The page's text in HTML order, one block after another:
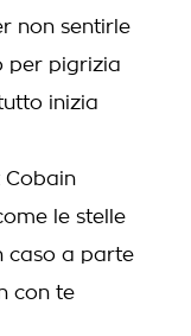
non sentirle
per pigrizia
inizia
Cobain
le stelle
caso a parte
con te